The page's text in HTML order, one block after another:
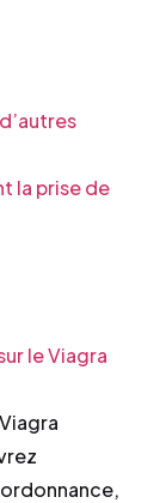
la prise de
le Viagra